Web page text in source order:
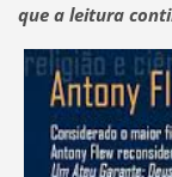
que a leitura